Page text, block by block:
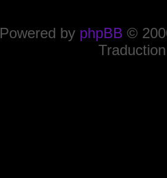
Powered by phpBB ©